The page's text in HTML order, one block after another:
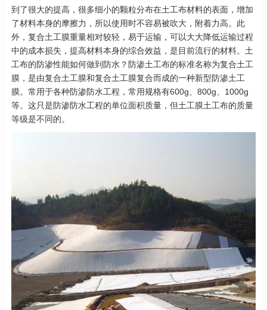
到了很大的提高，很多细小的颗粒分布在土工布材料的表面，增加
了材料本身的摩擦力，所以使用时不容易被吹大，附着力高。此
外，复合土工膜重量相对较轻，易于运输，可以大大降低运输过程
中的成本损失，提高材料本身的综合效益，是目前流行的材料。土
工布的防渗性能如何做到防水？防渗土工布的标准名称为复合土工
膜，是由复合土工膜和复合土工膜复合而成的一种新型防渗土工
膜。常用于各种防渗防水工程，常用规格有600g、800g、1000g
等。这只是防渗防水工程的单位面积质量，但土工膜土工布的质量
等级是不同的。